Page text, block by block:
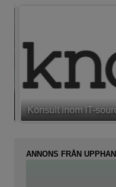
Konsult inom IT-
ANNONS FRÅN